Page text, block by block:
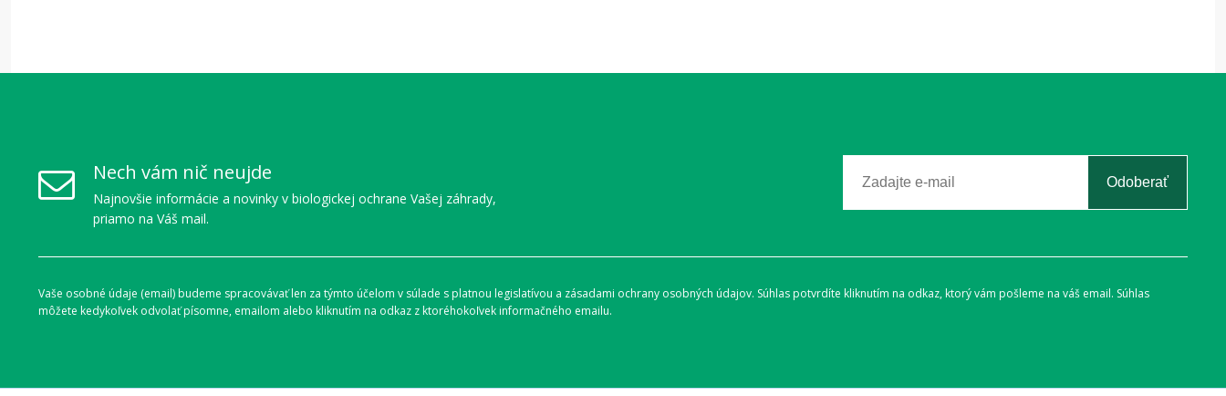
Nech vám nič neujde
Najnovšie informácie a novinky v biologickej ochrane Vašej záhrady,
priamo na Váš mail.
Odoberať
Vaše osobné údaje (email) budeme spracovávať len za týmto účelom v súlade s platnou legislatívou a zásadami ochrany osobných údajov. Súhlas potvrdíte kliknutím na odkaz, ktorý vám pošleme na váš email. Súhlas
môžete kedykoľvek odvolať písomne, emailom alebo kliknutím na odkaz z ktoréhokoľvek informačného emailu.